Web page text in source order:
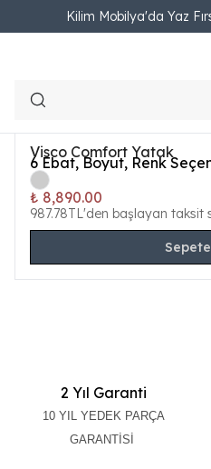
Kilim Mobilya'da Yaz
ONLINE ÖZEL
Yeni
Visco Comfort Yatak
6 Ebat, Boyut, Renk
₺ 8,890.00
987.78TL'den başlayan taksit
2 Yıl Garanti
10 YIL YEDEK PARÇA
GARANTİSİ